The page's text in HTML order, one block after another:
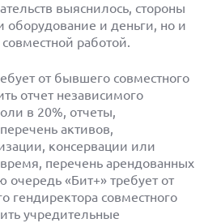
выяснилось, стороны
оборудование и деньги, но и
работой.
от бывшего совместного
отчет независимого
в 20%, отчеты,
активов,
консервации или
перечень арендованных
очередь «Бит+» требует от
гендиректора совместного
учредительные